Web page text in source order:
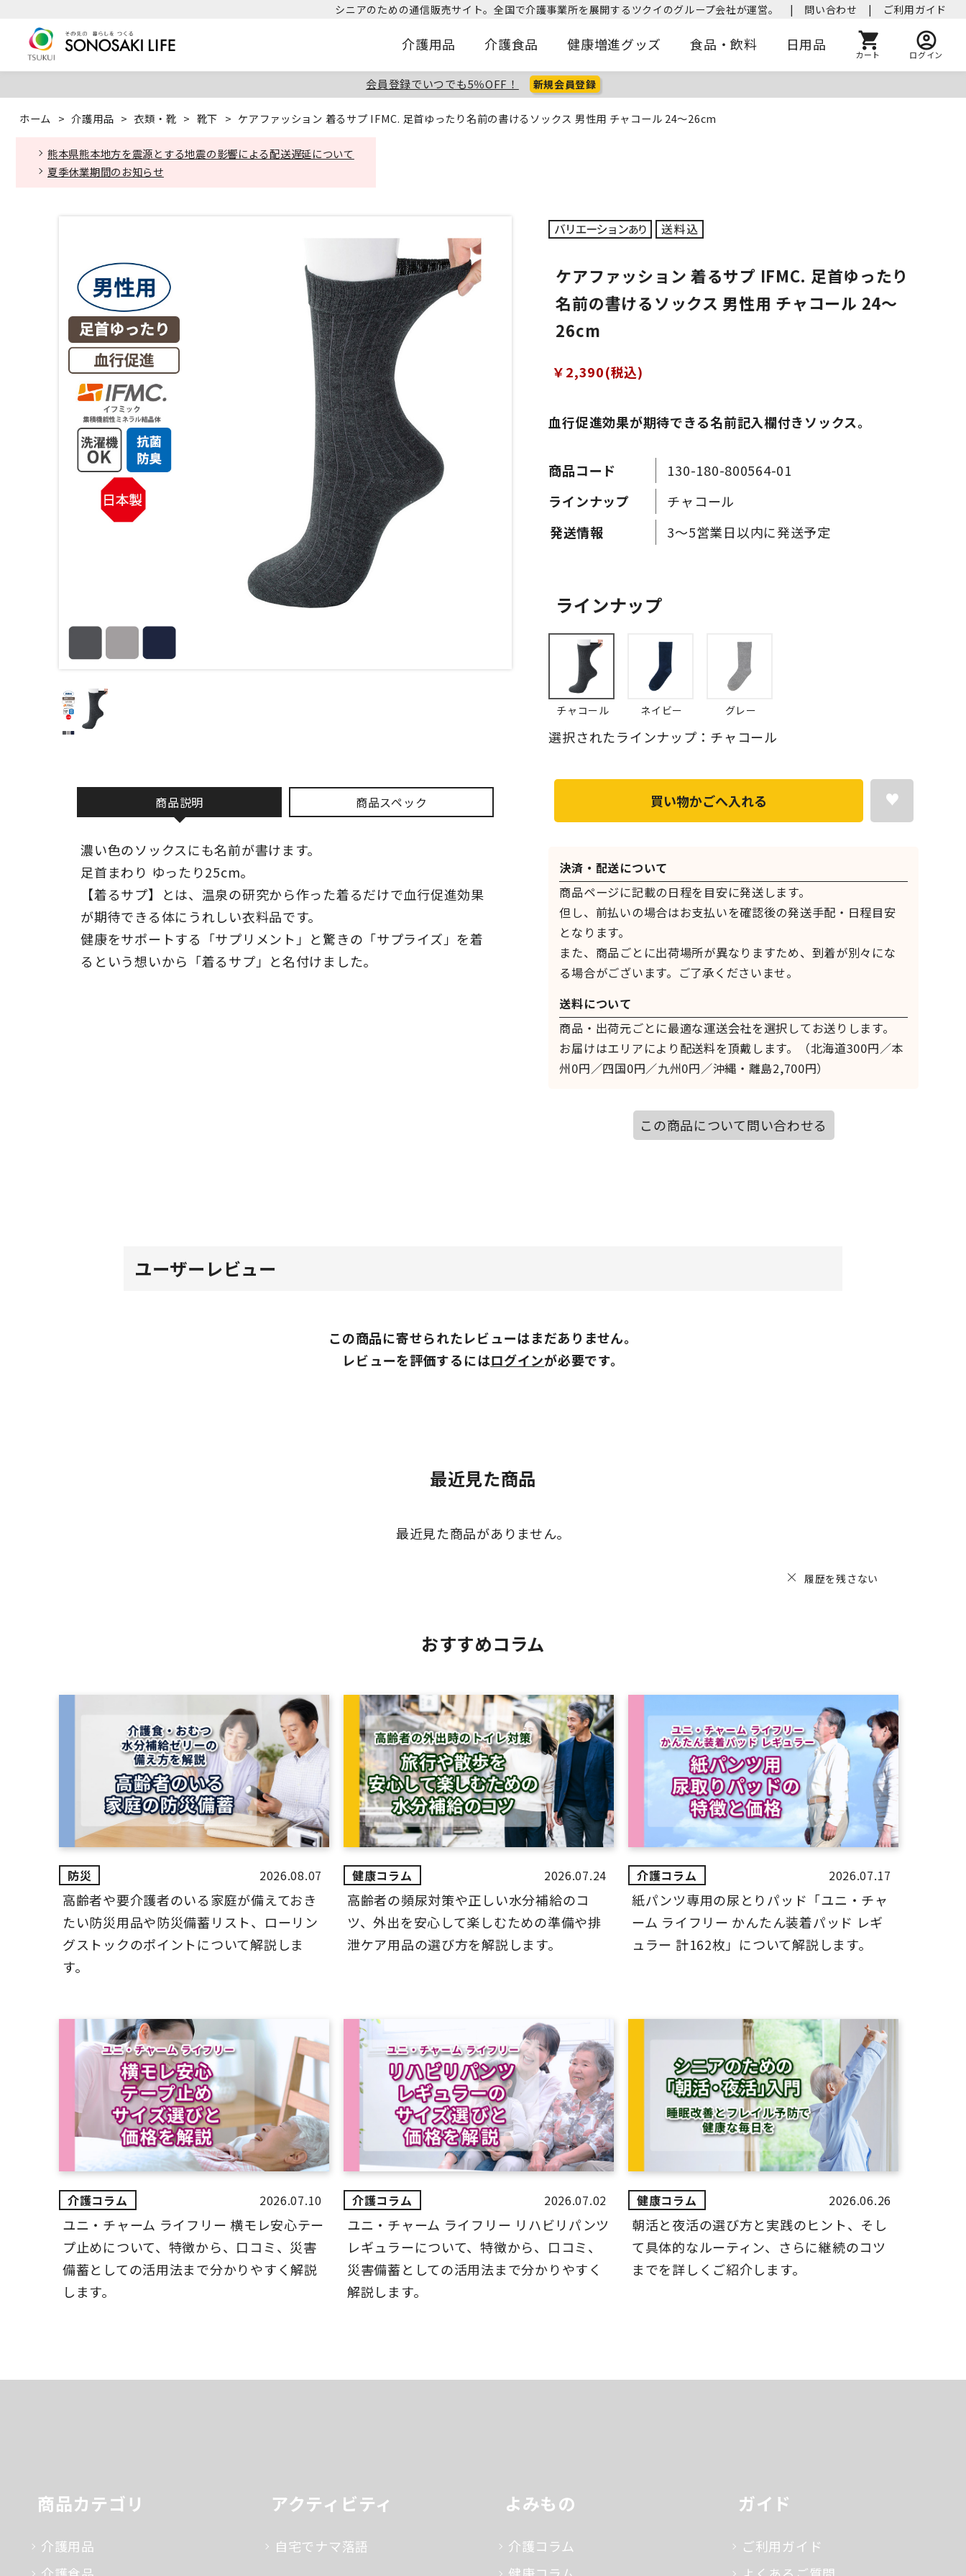
シニアのための通信販売サイト。全国で介護事業所を展開するツクイのグループ会社が運営。 | 問い合わせ | ご利用ガイド
介護用品 介護食品 健康増進グッズ 食品・飲料 日用品
カート ログイン
会員登録でいつでも5％OFF！ 新規会員登録
ホーム > 介護用品 > 衣類・靴 > 靴下 > ケアファッション 着るサプ IFMC. 足首ゆったり名前の書けるソックス 男性用 チャコール 24～26cm
熊本県熊本地方を震源とする地震の影響による配送遅延について
夏季休業期間のお知らせ
商品説明 商品スペック
濃い色のソックスにも名前が書けます。
足首まわり ゆったり25cm。
【着るサプ】とは、温泉の研究から作った着るだけで血行促進効果
が期待できる体にうれしい衣料品です。
健康をサポートする「サプリメント」と驚きの「サプライズ」を着
るという想いから「着るサプ」と名付けました。
血行促進効果が期待できる名前記入欄付きソックス。
ケアファッション 着るサプ IFMC. 足首ゆったり
名前の書けるソックス 男性用 チャコール 24～
26cm
￥2,390(税込)
商品コード
130-180-800564-01
ラインナップ
チャコール
3～5営業日以内に発送予定
ラインナップ
チャコール ネイビー グレー
選択されたラインナップ：チャコール
決済・配送について
商品ページに記載の日程を目安に発送します。
但し、前払いの場合はお支払いを確認後の発送手配・日程目安
となります。
また、商品ごとに出荷場所が異なりますため、到着が別々にな
る場合がございます。ご了承くださいませ。
送料について
商品・出荷元ごとに最適な運送会社を選択してお送りします。
お届けはエリアにより配送料を頂戴します。（北海道300円／本
州0円／四国0円／九州0円／沖縄・離島2,700円）
買い物かごへ入れる
この商品について問い合わせる
ユーザーレビュー
この商品に寄せられたレビューはまだありません。
レビューを評価するにはログインが必要です。
最近見た商品
最近見た商品がありません。
履歴を残さない
おすすめコラム
2026.08.07
高齢者や要介護者のいる家庭が備えておき
たい防災用品や防災備蓄リスト、ローリン
グストックのポイントについて解説しま
す。
2026.07.24
高齢者の頻尿対策や正しい水分補給のコ
ツ、外出を安心して楽しむための準備や排
泄ケア用品の選び方を解説します。
2026.07.17
紙パンツ専用の尿とりパッド「ユニ・チャ
ーム ライフリー かんたん装着パッド レギ
ュラー 計162枚」について解説します。
2026.07.10
ユニ・チャーム ライフリー 横モレ安心テー
プ止めについて、特徴から、口コミ、災害
備蓄としての活用法まで分かりやすく解説
します。
2026.07.02
ユニ・チャーム ライフリー リハビリパンツ
レギュラーについて、特徴から、口コミ、
災害備蓄としての活用法まで分かりやすく
解説します。
2026.06.26
朝活と夜活の選び方と実践のヒント、そし
て具体的なルーティン、さらに継続のコツ
までを詳しくご紹介します。
商品カテゴリ
介護用品
アクティビティ
自宅でナマ落語
よみもの
介護コラム
ガイド
ご利用ガイド